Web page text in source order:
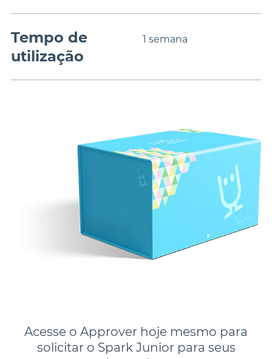
Tempo de
utilização
1 semana
Acesse o Approver hoje mesmo para
solicitar o Spark Junior para seus